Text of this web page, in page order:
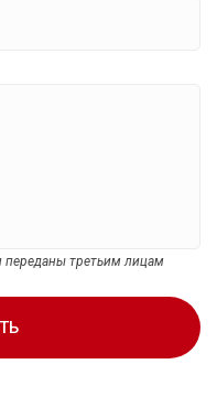
переданы третьим лицам